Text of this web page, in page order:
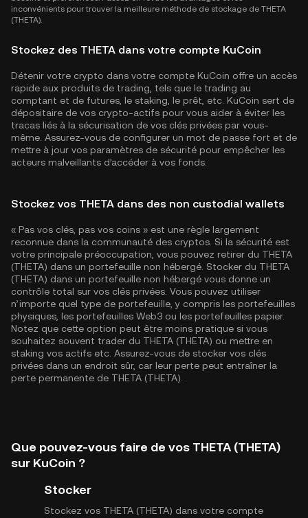
inconvénients pour trouver la meilleure méthode de stockage de THETA
(THETA).
Stockez des THETA dans votre compte KuCoin
Détenir votre crypto dans votre compte KuCoin offre un accès
rapide aux produits de trading, tels que le trading au
comptant et de futures, le staking, le prêt, etc. KuCoin sert de
dépositaire de vos crypto-actifs pour vous aider à éviter les
tracas liés à la sécurisation de vos clés privées par vous-
même. Assurez-vous de configurer un mot de passe fort et de
mettre à jour vos paramètres de sécurité pour empêcher les
acteurs malveillants d’accéder à vos fonds.
Stockez vos THETA dans des non custodial wallets
« Pas vos clés, pas vos coins » est une règle largement
reconnue dans la communauté des cryptos. Si la sécurité est
votre principale préoccupation, vous pouvez retirer du THETA
(THETA) dans un portefeuille non hébergé. Stocker du THETA
(THETA) dans un portefeuille non hébergé vous donne un
contrôle total sur vos clés privées. Vous pouvez utiliser
n’importe quel type de portefeuille, y compris les portefeuilles
physiques, les portefeuilles Web3 ou les portefeuilles papier.
Notez que cette option peut être moins pratique si vous
souhaitez souvent trader du THETA (THETA) ou mettre en
staking vos actifs etc. Assurez-vous de stocker vos clés
privées dans un endroit sûr, car leur perte peut entraîner la
perte permanente de THETA (THETA).
Que pouvez-vous faire de vos THETA (THETA)
sur KuCoin ?
Stocker
Stockez vos THETA (THETA) dans votre compte